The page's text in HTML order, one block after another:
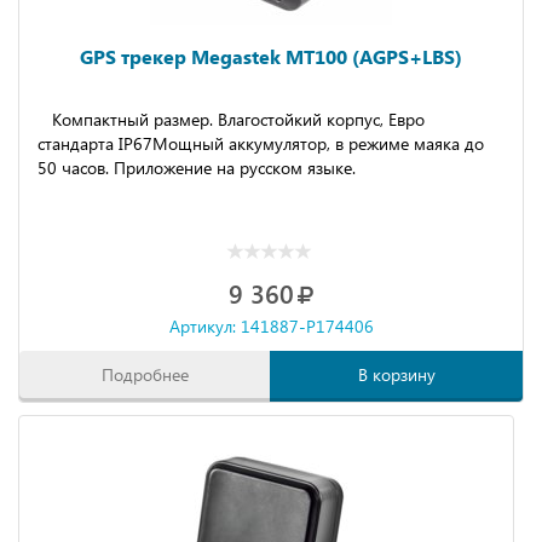
GPS трекер Megastek MT100 (AGPS+LBS)
Компактный размер. Влагостойкий корпус, Евро
стандарта IP67Мощный аккумулятор, в режиме маяка до
50 часов. Приложение на русском языке.
9 360
Артикул: 141887-P174406
Подробнее В корзину